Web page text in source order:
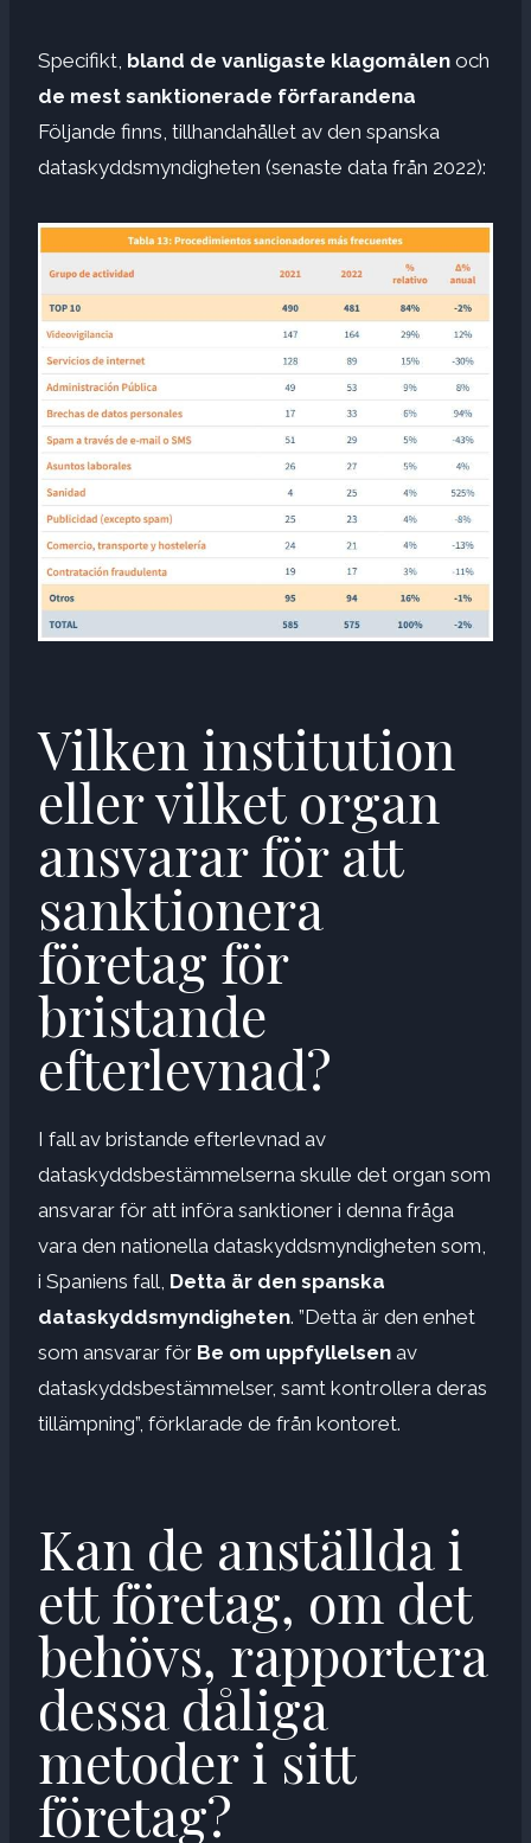
Specifikt, bland de vanligaste klagomålen och
de mest sanktionerade förfarandena
Följande finns, tillhandahållet av den spanska
dataskyddsmyndigheten (senaste data från 2022):
Vilken institution
eller vilket organ
ansvarar för att
sanktionera
företag för
bristande
efterlevnad?
I fall av bristande efterlevnad av
dataskyddsbestämmelserna skulle det organ som
ansvarar för att införa sanktioner i denna fråga
vara den nationella dataskyddsmyndigheten som,
i Spaniens fall, Detta är den spanska
dataskyddsmyndigheten. ”Detta är den enhet
som ansvarar för Be om uppfyllelsen av
dataskyddsbestämmelser, samt kontrollera deras
tillämpning”, förklarade de från kontoret.
Kan de anställda i
ett företag, om det
behövs, rapportera
dessa dåliga
metoder i sitt
företag?